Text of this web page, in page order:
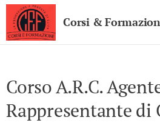
Corsi &
Corso A.R.C.
Rappresentante di